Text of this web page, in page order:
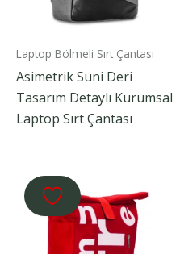
Laptop Bölmeli Sırt Çantası
Asimetrik Suni Deri
Tasarım Detaylı Kurumsal
Laptop Sırt Çantası